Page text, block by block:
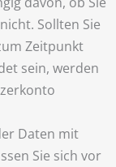
Sollten Sie
Zeitpunkt
sein, werden
Daten mit
Sie sich vor